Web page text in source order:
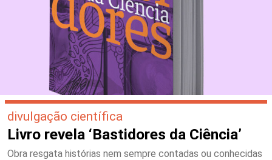
divulgação científica
Livro revela ‘Bastidores da Ciência’
Obra resgata histórias nem sempre contadas ou conhecidas